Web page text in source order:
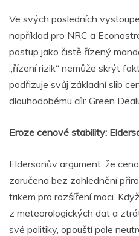
Ve svých posledních
například pro NRC a
postup jako čistě řízený
„řízení rizik“ nemůže skrýt
podřizuje svůj základní slib
dlouhodobému cíli: Green
Eroze cenové stability:
Eldersonův argument, že
zaručena bez zohlednění
trikem pro rozšíření moci.
z meteorologických dat a
své politiky, opouští pole